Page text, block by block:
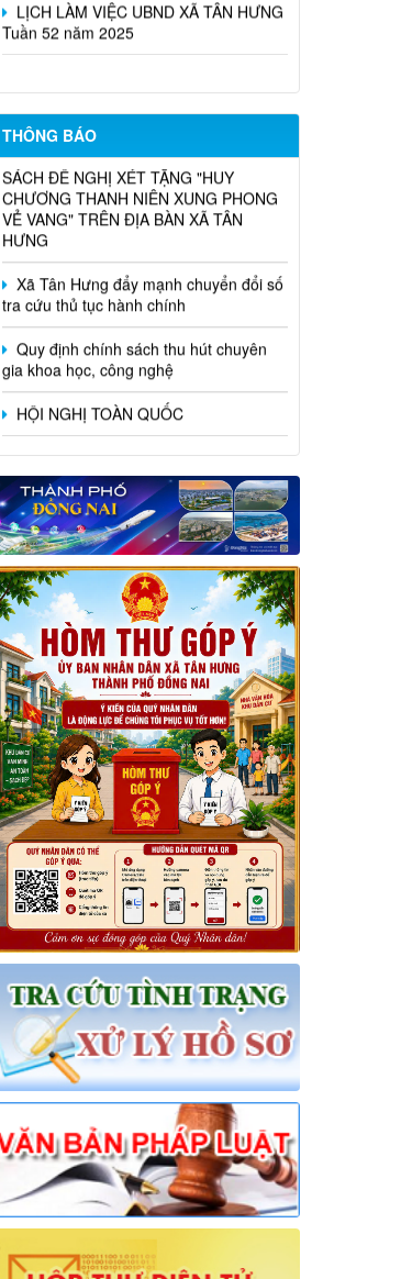
10/4/2026)
Lịch làm việc tuần 11 tháng 3 năm
LỊCH LÀM VIỆC UBND XÃ TÂN HƯNG
Tuần 52 năm 2025
THÔNG BÁO
THÔNG BÁO CÔNG KHAI DANH
SÁCH ĐỀ NGHỊ XÉT TẶNG "HUY
CHƯƠNG THANH NIÊN XUNG PHONG
VẺ VANG" TRÊN ĐỊA BÀN XÃ TÂN
HƯNG
Xã Tân Hưng đẩy mạnh chuyển đổi số
tra cứu thủ tục hành chính
Quy định chính sách thu hút chuyên
gia khoa học, công nghệ
HỘI NGHỊ TOÀN QUỐC